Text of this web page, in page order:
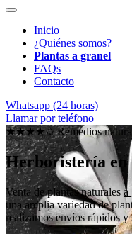
Inicio
¿Quiénes somos?
Plantas a granel
FAQs
Contacto
Whatsapp (24 horas)
Llamar por teléfono
★★★★✩ Remedios
Herboristería en
Venta de plantas naturalesa
una amplia variedad de
realizamos envíos rápidos